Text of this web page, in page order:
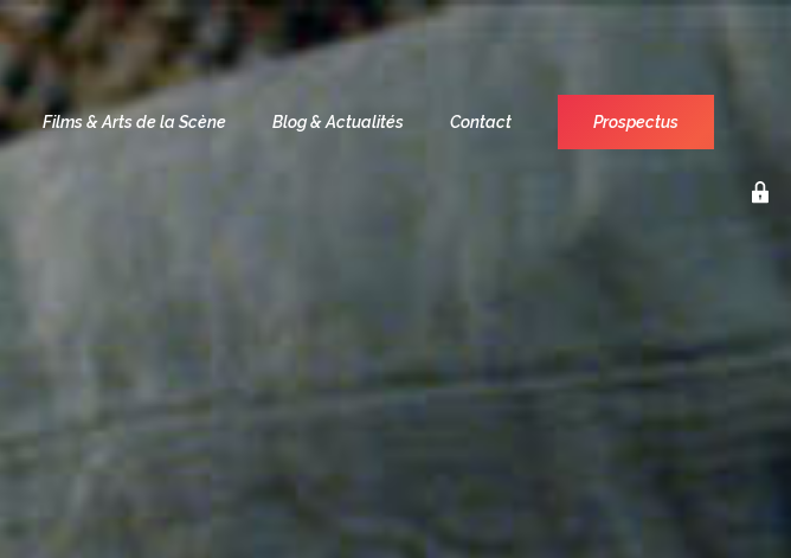
Films & Arts de la Scène Blog & Actualités Contact Prospectus